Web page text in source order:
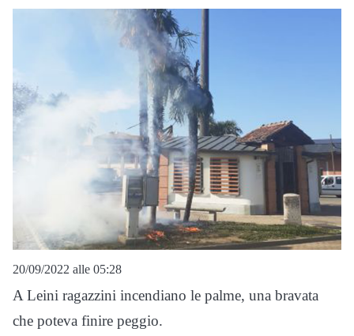
20/09/2022 alle 05:28
A Leini ragazzini incendiano le palme, una bravata
che poteva finire peggio.